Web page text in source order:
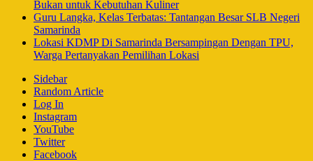
Bukan untuk Kebutuhan Kuliner
Guru Langka, Kelas Terbatas: Tantangan Besar SLB Negeri
Samarinda
Lokasi KDMP Di Samarinda Bersampingan Dengan TPU,
Warga Pertanyakan Pemilihan Lokasi
Sidebar
Random Article
Log In
Instagram
YouTube
Twitter
Facebook